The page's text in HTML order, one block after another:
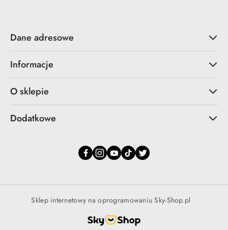
Dane adresowe
Informacje
O sklepie
Dodatkowe
Sklep internetowy na oprogramowaniu Sky-Shop.pl